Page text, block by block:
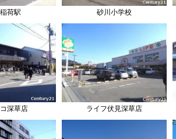
荷駅 砂川小学校
深草店 ライフ伏見深草店